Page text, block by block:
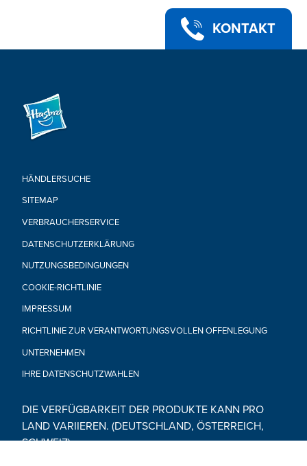
KONTAKT
HÄNDLERSUCHE
SITEMAP
VERBRAUCHERSERVICE
DATENSCHUTZERKLÄRUNG
NUTZUNGSBEDINGUNGEN
COOKIE-RICHTLINIE
IMPRESSUM
RICHTLINIE ZUR VERANTWORTUNGSVOLLEN OFFENLEGUNG
UNTERNEHMEN
IHRE DATENSCHUTZWAHLEN
DIE VERFÜGBARKEIT DER PRODUKTE KANN PRO
LAND VARIIEREN. (DEUTSCHLAND, ÖSTERREICH,
SCHWEIZ)